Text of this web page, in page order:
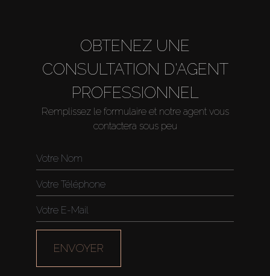
Acheter
Louer
Vendre
OBTENEZ UNE
CONSULTATION D'AGENT
PROFESSIONNEL
Remplissez le formulaire et notre agent vous
contactera sous peu
ENVOYER